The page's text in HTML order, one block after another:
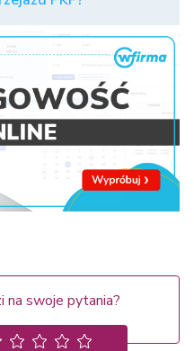
na swoje pytania?